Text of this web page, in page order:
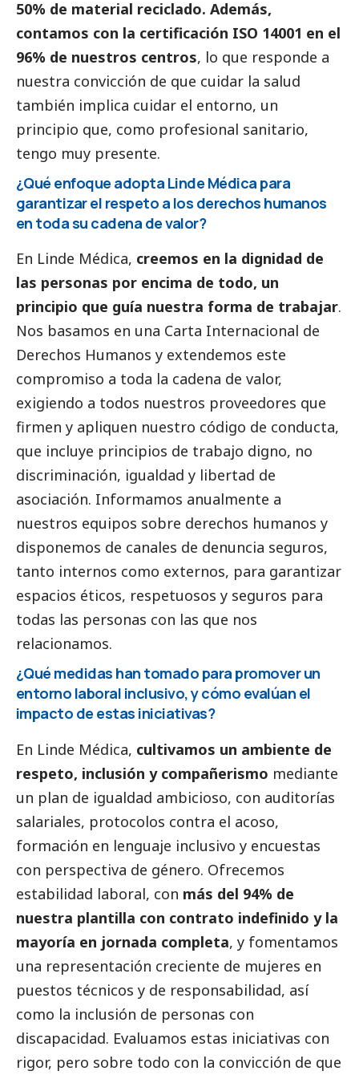
50% de material reciclado. Además,
contamos con la certificación ISO 14001 en el
96% de nuestros centros, lo que responde a
nuestra convicción de que cuidar la salud
también implica cuidar el entorno, un
principio que, como profesional sanitario,
tengo muy presente.
¿Qué enfoque adopta Linde Médica para
garantizar el respeto a los derechos humanos
en toda su cadena de valor?
En Linde Médica, creemos en la dignidad de
las personas por encima de todo, un
principio que guía nuestra forma de trabajar.
Nos basamos en una Carta Internacional de
Derechos Humanos y extendemos este
compromiso a toda la cadena de valor,
exigiendo a todos nuestros proveedores que
firmen y apliquen nuestro código de conducta,
que incluye principios de trabajo digno, no
discriminación, igualdad y libertad de
asociación. Informamos anualmente a
nuestros equipos sobre derechos humanos y
disponemos de canales de denuncia seguros,
tanto internos como externos, para garantizar
espacios éticos, respetuosos y seguros para
todas las personas con las que nos
relacionamos.
¿Qué medidas han tomado para promover un
entorno laboral inclusivo, y cómo evalúan el
impacto de estas iniciativas?
En Linde Médica, cultivamos un ambiente de
respeto, inclusión y compañerismo mediante
un plan de igualdad ambicioso, con auditorías
salariales, protocolos contra el acoso,
formación en lenguaje inclusivo y encuestas
con perspectiva de género. Ofrecemos
estabilidad laboral, con más del 94% de
nuestra plantilla con contrato indefinido y la
mayoría en jornada completa, y fomentamos
una representación creciente de mujeres en
puestos técnicos y de responsabilidad, así
como la inclusión de personas con
discapacidad. Evaluamos estas iniciativas con
rigor, pero sobre todo con la convicción de que